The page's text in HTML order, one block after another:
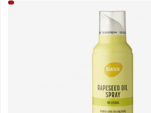
Produktbilleder DAVA Foods Rapeseed